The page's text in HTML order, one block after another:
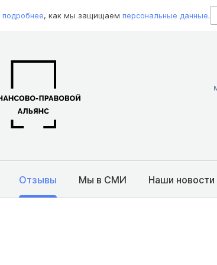
подробнее, как мы защищаем персональные данные.
Отзывы Мы в СМИ Наши новости